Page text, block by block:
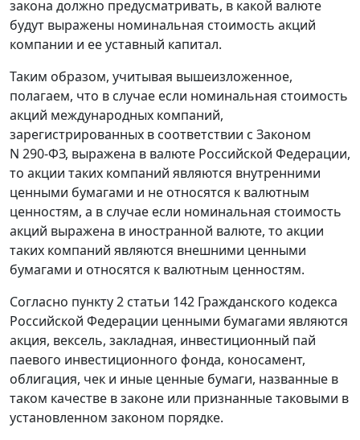
закона должно предусматривать, в какой валюте
будут выражены номинальная стоимость акций
компании и ее уставный капитал.
Таким образом, учитывая вышеизложенное,
полагаем, что в случае если номинальная стоимость
акций международных компаний,
зарегистрированных в соответствии с Законом
N 290-ФЗ, выражена в валюте Российской Федерации,
то акции таких компаний являются внутренними
ценными бумагами и не относятся к валютным
ценностям, а в случае если номинальная стоимость
акций выражена в иностранной валюте, то акции
таких компаний являются внешними ценными
бумагами и относятся к валютным ценностям.
Согласно пункту 2 статьи 142 Гражданского кодекса
Российской Федерации ценными бумагами являются
акция, вексель, закладная, инвестиционный пай
паевого инвестиционного фонда, коносамент,
облигация, чек и иные ценные бумаги, названные в
таком качестве в законе или признанные таковыми в
установленном законом порядке.